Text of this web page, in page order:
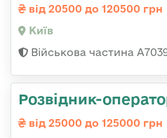
від 20500 до 120500 грн
Київ
Військова частина
Розвідник-
від 25000 до 125000 грн